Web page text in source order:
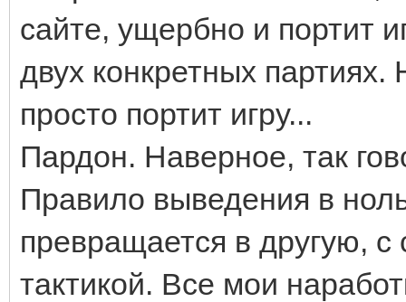
сайте, ущербно и портит
двух конкретных
просто портит игру...
Пардон. Наверное, так
Правило выведения в
превращается в другую,
тактикой. Все мои